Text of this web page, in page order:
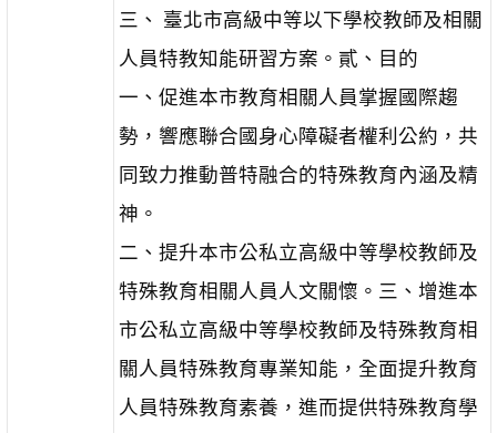
三、 臺北市高級中等以下學校教師及相關
人員特教知能研習方案。貳、目的
一、促進本市教育相關人員掌握國際趨
勢，響應聯合國身心障礙者權利公約，共
同致力推動普特融合的特殊教育內涵及精
神。
二、提升本市公私立高級中等學校教師及
特殊教育相關人員人文關懷。三、增進本
市公私立高級中等學校教師及特殊教育相
關人員特殊教育專業知能，全面提升教育
人員特殊教育素養，進而提供特殊教育學